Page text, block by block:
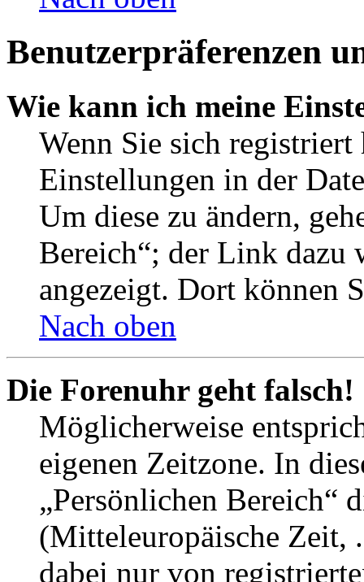
Benutzerpräferenzen
Wie kann ich meine
Wenn Sie sich
Einstellungen in der
Um diese zu ändern,
Bereich“; der Link dazu
angezeigt. Dort können
Nach oben
Die Forenuhr geht falsch!
Möglicherweise
eigenen Zeitzone. In
„Persönlichen Bereich“
(Mitteleuropäische Zeit,
dabei nur von